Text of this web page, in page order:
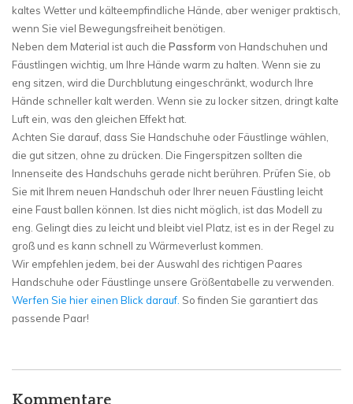
kaltes Wetter und kälteempfindliche Hände, aber weniger praktisch,
wenn Sie viel Bewegungsfreiheit benötigen.
Neben dem Material ist auch die Passform von Handschuhen und
Fäustlingen wichtig, um Ihre Hände warm zu halten. Wenn sie zu
eng sitzen, wird die Durchblutung eingeschränkt, wodurch Ihre
Hände schneller kalt werden. Wenn sie zu locker sitzen, dringt kalte
Luft ein, was den gleichen Effekt hat.
Achten Sie darauf, dass Sie Handschuhe oder Fäustlinge wählen,
die gut sitzen, ohne zu drücken. Die Fingerspitzen sollten die
Innenseite des Handschuhs gerade nicht berühren. Prüfen Sie, ob
Sie mit Ihrem neuen Handschuh oder Ihrer neuen Fäustling leicht
eine Faust ballen können. Ist dies nicht möglich, ist das Modell zu
eng. Gelingt dies zu leicht und bleibt viel Platz, ist es in der Regel zu
groß und es kann schnell zu Wärmeverlust kommen.
Wir empfehlen jedem, bei der Auswahl des richtigen Paares
Handschuhe oder Fäustlinge unsere Größentabelle zu verwenden.
Werfen Sie hier einen Blick darauf. So finden Sie garantiert das
passende Paar!
Kommentare